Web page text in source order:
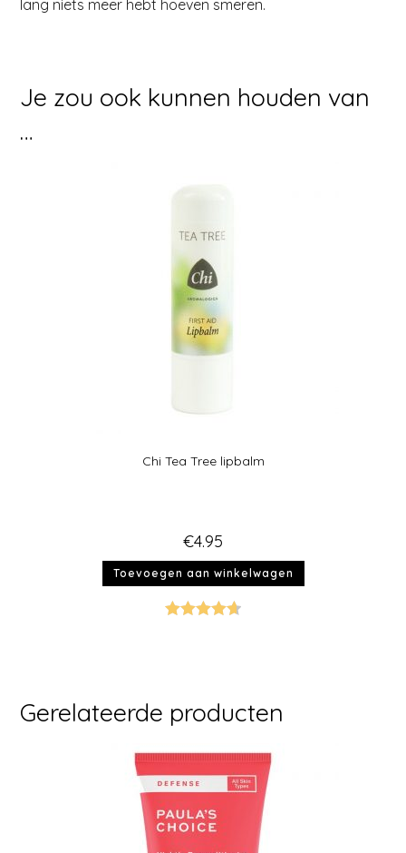
lang niets meer hebt hoeven smeren.
Je zou ook kunnen houden van
…
Chi Tea Tree lipbalm
€4.95
Toevoegen aan winkelwagen
Gerelateerde producten